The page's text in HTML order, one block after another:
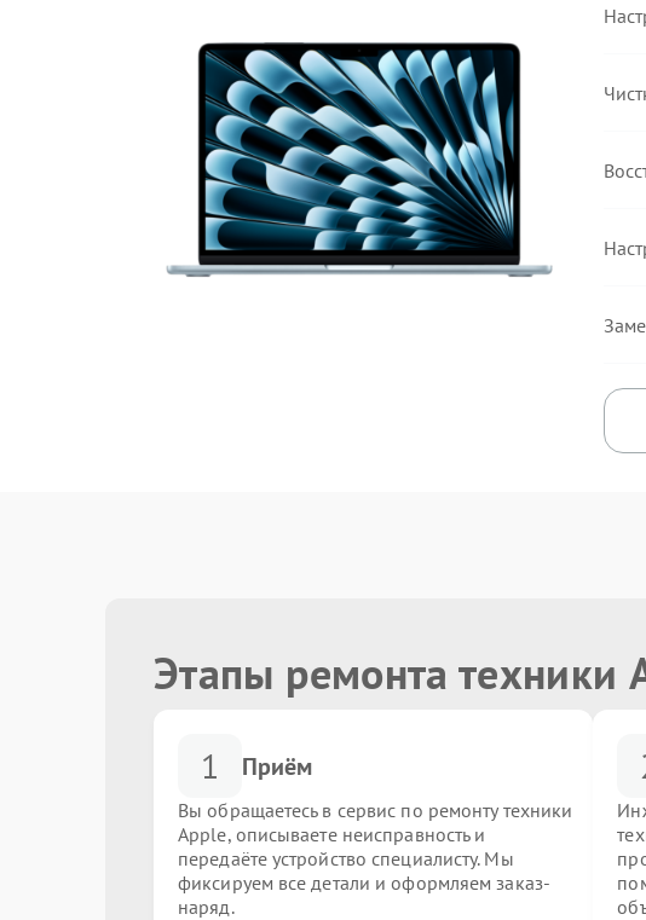
Этапы ремонта техники
1 Приём
Вы обращаетесь в сервис по ремонту техники
Apple, описываете неисправность и
передаёте устройство специалисту. Мы
фиксируем все детали и оформляем заказ-
наряд.